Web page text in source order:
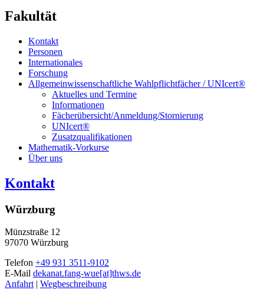
Fakultät
Kontakt
Personen
Internationales
Forschung
Allgemeinwissenschaftliche Wahlpflichtfächer / UNIcert®
Aktuelles und Termine
Informationen
Fächerübersicht/Anmeldung/Stornierung
UNIcert®
Zusatzqualifikationen
Mathematik-Vorkurse
Über uns
Kontakt
Würzburg
Münzstraße 12
97070 Würzburg
Telefon +49 931 3511-9102
E-Mail dekanat.fang-wue[at]thws.de
Anfahrt | Wegbeschreibung